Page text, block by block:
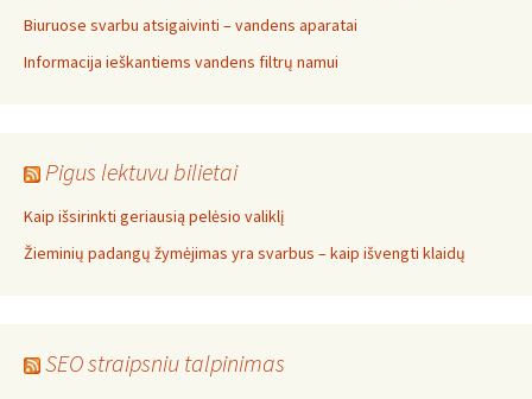
Biuruose svarbu atsigaivinti – vandens aparatai
Informacija ieškantiems vandens filtrų namui
Pigus lektuvu bilietai
Kaip išsirinkti geriausią pelėsio valiklį
Žieminių padangų žymėjimas yra svarbus – kaip išvengti klaidų
SEO straipsniu talpinimas